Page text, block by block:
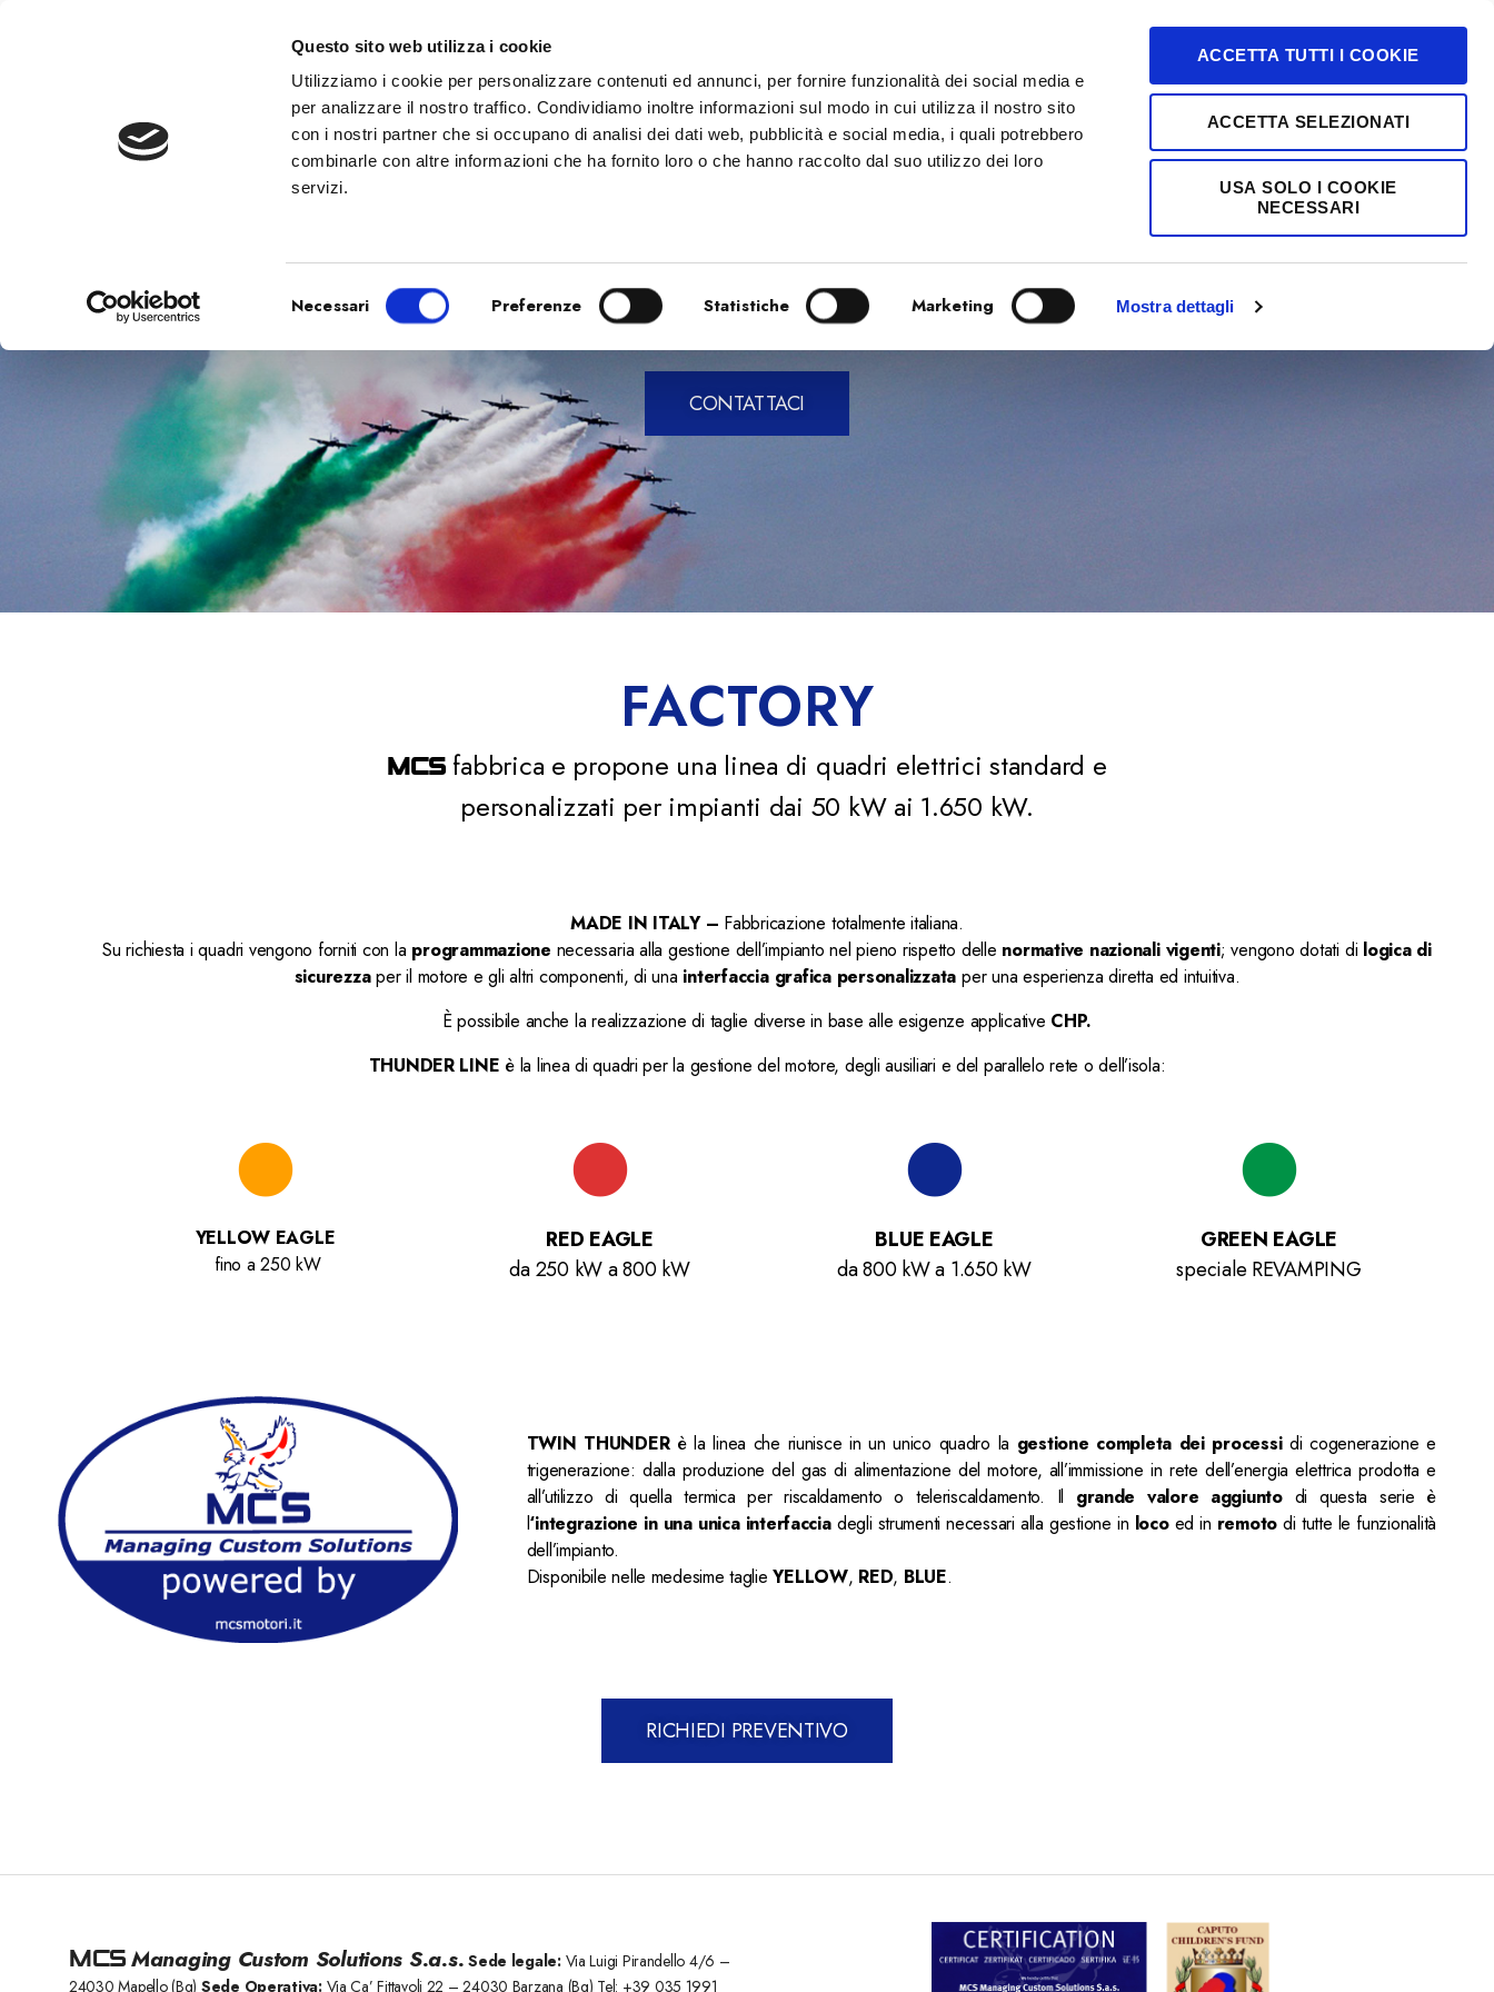
Questo sito web utilizza i cookie
Utilizziamo i cookie per personalizzare contenuti ed annunci, per fornire funzionalità dei social media e
per analizzare il nostro traffico. Condividiamo inoltre informazioni sul modo in cui utilizza il nostro sito
con i nostri partner che si occupano di analisi dei dati web, pubblicità e social media, i quali potrebbero
combinarle con altre informazioni che ha fornito loro o che hanno raccolto dal suo utilizzo dei loro
servizi.
e
l
i
o
n
d
e
c
Necessari Preferenze Statistiche Marketing Mostra dettagli
ACCETTA TUTTI I COOKIE
ACCETTA SELEZIONATI
USA SOLO I COOKIE
NECESSARI
AZIENDA SERVIZI
ECCELLENZA ITALIANA
CONTATTACI
FACTORY
MCSfabbrica e propone una linea di quadri elettrici standard e
personalizzati per impianti dai 50 kW ai 1.650 kW.
MADE IN ITALY – Fabbricazione totalmente italiana.
Su richiesta i quadri vengono forniti con la programmazione necessaria alla gestione dell’impianto nel pieno rispetto delle normative nazionali vigenti; vengono dotati di logica di
sicurezzaper il motore e gli altri componenti, di una interfaccia grafica personalizzata per una esperienza diretta ed intuitiva.
È possibile anche la realizzazione di taglie diverse in base alle esigenze applicative CHP.
THUNDER LINE è la linea di quadri per la gestione del motore, degli ausiliari e del parallelo rete o dell’isola:
YELLOW EAGLE
fino a 250 kW
RED EAGLE
da 250 kW a 800 kW
BLUE EAGLE
da 800 kW a 1.650 kW
GREEN EAGLE
speciale REVAMPING
TWIN THUNDER è la linea che riunisce in un unico quadro la gestione completa dei processidi cogenerazione e
trigenerazione: dalla produzione del gas di alimentazione del motore, all’immissione in rete dell’energia elettrica prodotta e
all’utilizzo di quella termica per riscaldamento o teleriscaldamento. Il grande valore aggiuntodi questa serie è
l‘integrazione in una unica interfacciadegli strumenti necessari alla gestione in locoed in remoto di tutte le funzionalità
dell’impianto.
Disponibile nelle medesime taglieYELLOW, RED, BLUE.
RICHIEDI PREVENTIVO
MCSManaging Custom Solutions S.a.s. Sede legale:Via Luigi Pirandello 4/6 –
24030 Mapello (Bg) Sede Operativa:Via Ca’ Fittavoli 22 – 24030 Barzana (Bg) Tel: +39 035 1991